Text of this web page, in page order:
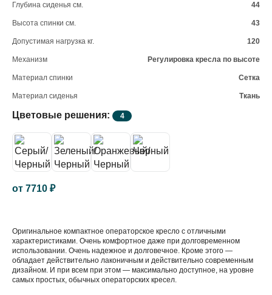
Глубина сиденья см. 44
Высота спинки см. 43
Допустимая нагрузка кг. 120
Механизм Регулировка кресла по высоте
Материал спинки Сетка
Материал сиденья Ткань
Цветовые решения: 4
от 7710 ₽
Оригинальное компактное операторское кресло с отличными
характеристиками. Очень комфортное даже при долговременном
использовании. Очень надежное и долговечное. Кроме этого —
обладает действительно лаконичным и действительно современным
дизайном. И при всем при этом — максимально доступное, на уровне
самых простых, обычных операторских кресел.